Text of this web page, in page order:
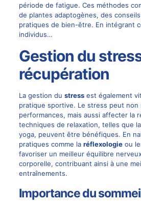
période de fatigue. Ces méthodes
de plantes adaptogènes, des
pratiques de bien-être. En intégrant
individus…
Gestion du
récupération
La gestion du stressest également
pratique sportive. Le stress peut non
performances, mais aussi affecter la
techniques de relaxation, telles que
yoga, peuvent être bénéfiques. En
pratiques comme la réflexologieou
favoriser un meilleur équilibre
corporelle, contribuant ainsi à une
entraînements.
Importance du